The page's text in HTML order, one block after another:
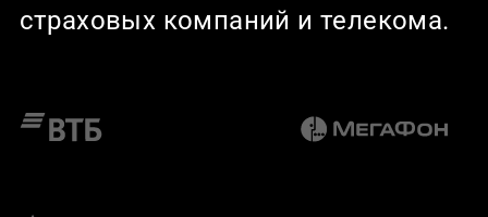
страховых компаний и телекома.